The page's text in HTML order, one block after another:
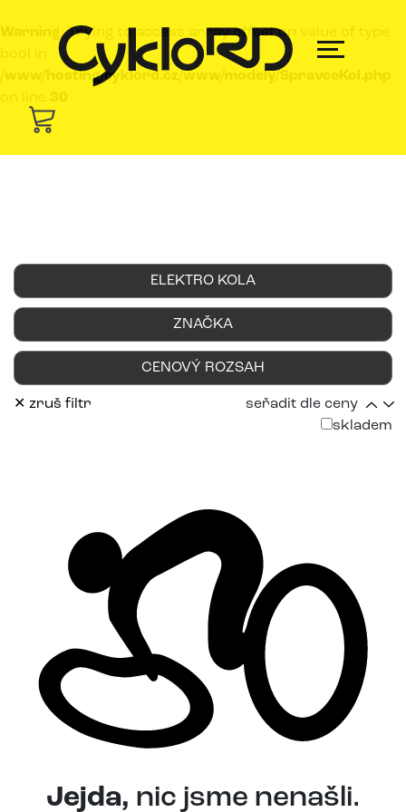
: Trying to access array offset on value of type
/www/hosting/cyklord.cz/www/modely/SpravceKol.php
ELEKTRO KOLA
ZNAČKA
CENOVÝ ROZSAH
✕ zruš filtr
seřadit dle ceny
skladem
Jejda, nic jsme nenašli.